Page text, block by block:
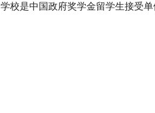
学校是中国政府奖学金留学生接受